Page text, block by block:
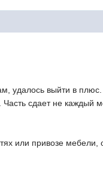
удалось выйти в
Часть сдает не каждый
или привозе мебели,